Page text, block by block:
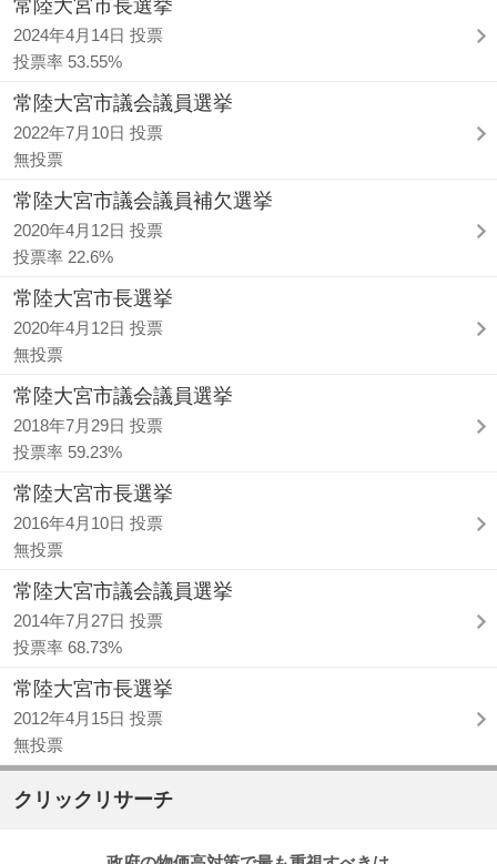
常陸大宮市長選挙
2024年4月14日 投票
投票率 53.55%
常陸大宮市議会議員選挙
2022年7月10日 投票
無投票
常陸大宮市議会議員補欠選挙
2020年4月12日 投票
投票率 22.6%
常陸大宮市長選挙
2020年4月12日 投票
無投票
常陸大宮市議会議員選挙
2018年7月29日 投票
投票率 59.23%
常陸大宮市長選挙
2016年4月10日 投票
無投票
常陸大宮市議会議員選挙
2014年7月27日 投票
投票率 68.73%
常陸大宮市長選挙
2012年4月15日 投票
無投票
クリックリサーチ